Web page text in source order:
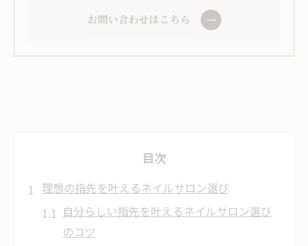
お問い合わせはこちら
目次
理想の指先を叶えるネイルサロン選び
自分らしい指先を叶えるネイルサロン選び
のコツ